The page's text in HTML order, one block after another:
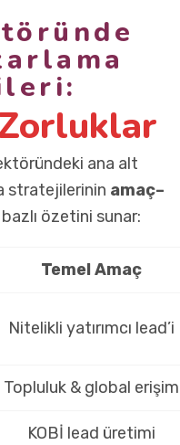
ana alt
stratejilerinin amaç–
özetini sunar:
Temel Amaç
Nitelikli yatırımcı lead’i
Topluluk & global erişim
KOBİ lead üretimi